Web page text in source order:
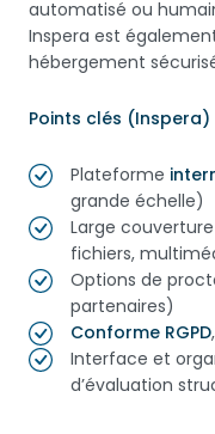
automatisé ou
Inspera est
hébergement
Points clés (Inspera)
Plateforme
grande échelle)
Large
fichiers,
Options de
partenaires)
Conforme RGPD
Interface et
d’évaluation